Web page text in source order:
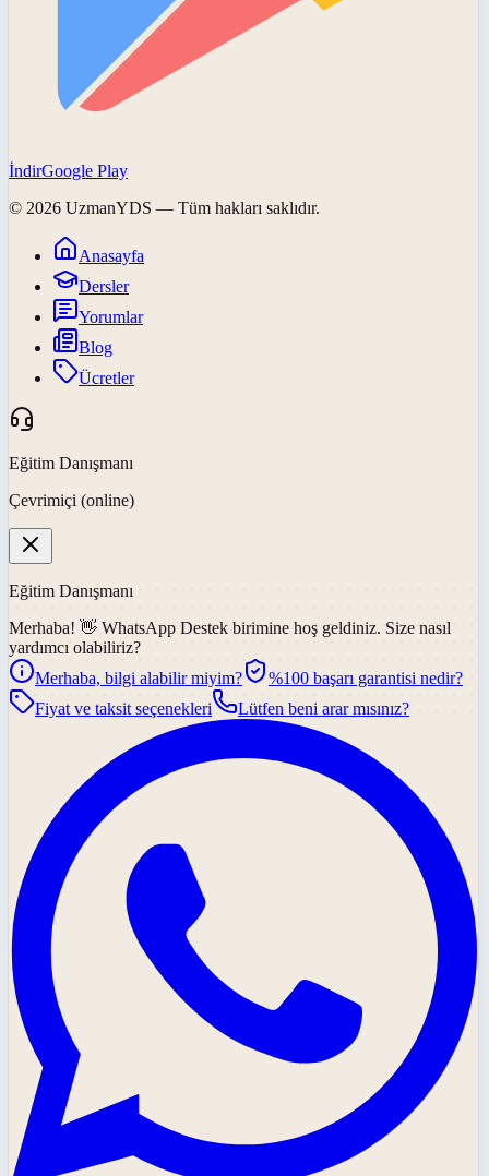
İndirGoogle Play
© 2026 UzmanYDS — Tüm hakları saklıdır.
Anasayfa
Dersler
Yorumlar
Blog
Ücretler
Eğitim Danışmanı
Çevrimiçi (online)
Eğitim Danışmanı
Merhaba! 👋 WhatsApp Destek birimine hoş geldiniz. Size nasıl
yardımcı olabiliriz?
Merhaba, bilgi alabilir miyim?
%100 başarı garantisi nedir?
Fiyat ve taksit seçenekleri
Lütfen beni arar mısınız?